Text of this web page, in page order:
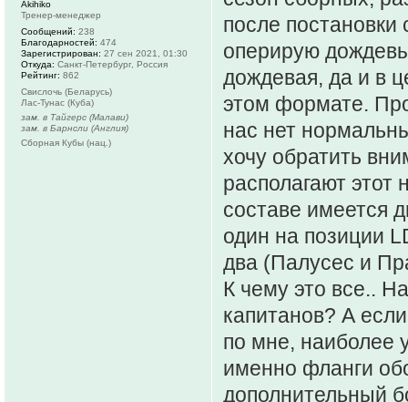
после постановки
оперирую
дождевая, да и в
этом формате.
нас нет
хочу обратить
располагают
составе имеется
один на позиции
два (Палусес и
К чему это все..
капитанов? А
по мне, наиболее
именно фланги
дополнительный
Akihiko
Тренер-менеджер
Сообщений: 238
Благодарностей: 474
Зарегистрирован: 27 сен 2021, 01:30
Откуда: Санкт-Петербург, Россия
Рейтинг: 862
Свислочь (Беларусь)
Лас-Тунас (Куба)
зам. в Тайгерс (Малави)
зам. в Барнсли (Англия)
Сборная Кубы (нац.)